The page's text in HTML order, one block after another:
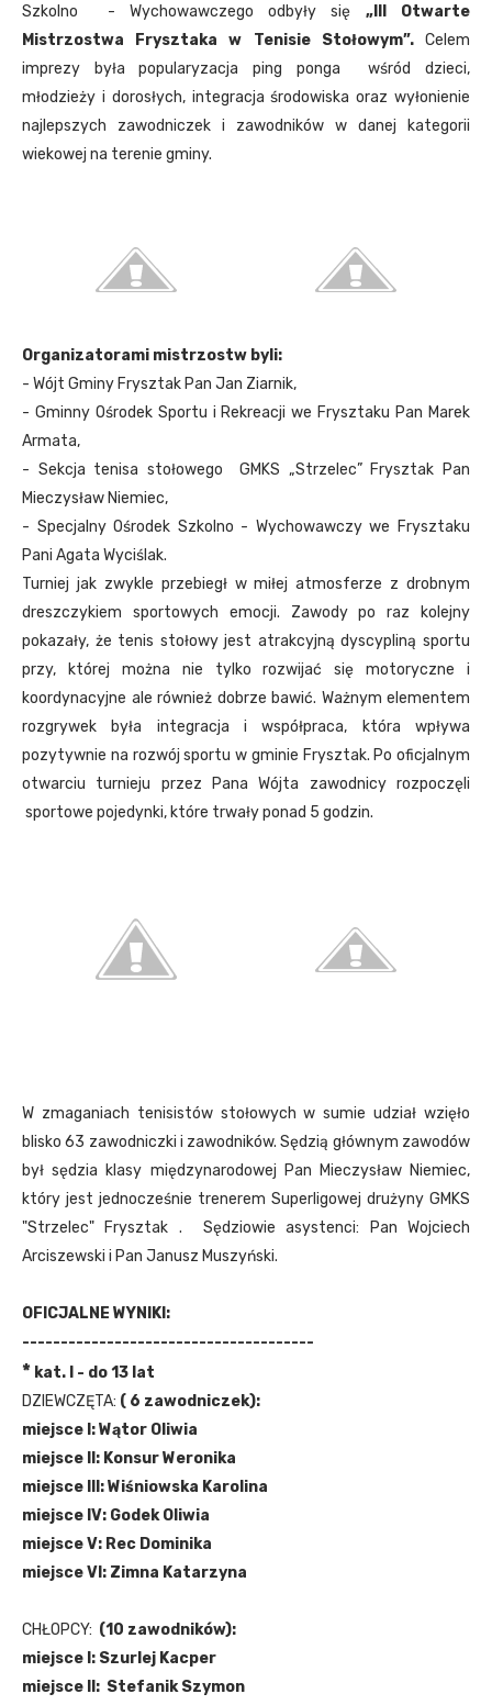
Szkolno - Wychowawczego odbyły się „III Otwarte
Mistrzostwa Frysztaka w Tenisie Stołowym”.Celem
imprezy była popularyzacja ping ponga wśród dzieci,
młodzieży i dorosłych, integracja środowiska oraz wyłonienie
najlepszych zawodniczek i zawodników w danej kategorii
wiekowej na terenie gminy.
Organizatorami mistrzostw byli:
- Wójt Gminy Frysztak Pan Jan Ziarnik,
- Gminny Ośrodek Sportu i Rekreacji we Frysztaku Pan Marek
Armata,
- Sekcja tenisa stołowego GMKS „Strzelec” Frysztak Pan
Mieczysław Niemiec,
- Specjalny Ośrodek Szkolno - Wychowawczy we Frysztaku
Pani Agata Wyciślak.
Turniej jak zwykle przebiegł w miłej atmosferze z drobnym
dreszczykiem sportowych emocji. Zawody po raz kolejny
pokazały, że tenis stołowy jest atrakcyjną dyscypliną sportu
przy, której można nie tylko rozwijać się motoryczne i
koordynacyjne ale również dobrze bawić. Ważnym elementem
rozgrywek była integracja i współpraca, która wpływa
pozytywnie na rozwój sportu w gminie Frysztak. Po oficjalnym
otwarciu turnieju przez Pana Wójta zawodnicy rozpoczęli
sportowe pojedynki, które trwały ponad 5 godzin.
W zmaganiach tenisistów stołowych w sumie udział wzięło
blisko 63 zawodniczki i zawodników. Sędzią głównym zawodów
był sędzia klasy międzynarodowej Pan Mieczysław Niemiec,
który jest jednocześnie trenerem Superligowej drużyny GMKS
"Strzelec" Frysztak . Sędziowie asystenci: Pan Wojciech
Arciszewski i Pan Janusz Muszyński.
OFICJALNE WYNIKI:
--------------------------------------
* kat. I - do13 lat
DZIEWCZĘTA: ( 6 zawodniczek):
miejsce I: Wątor Oliwia
miejsce II: Konsur Weronika
miejsce III: Wiśniowska Karolina
miejsce IV: Godek Oliwia
miejsce V: Rec Dominika
miejsce VI: Zimna Katarzyna
CHŁOPCY: (10 zawodników):
miejsce I: Szurlej Kacper
miejsce II: Stefanik Szymon